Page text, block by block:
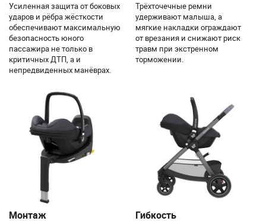
Усиленная защита от боковых
ударов и рёбра жёсткости
обеспечивают максимальную
безопасность юного
пассажира не только в
критичных ДТП, а и
непредвиденных манёврах.
Трёхточечные ремни
удерживают малыша, а
мягкие накладки ограждают
от врезания и снижают риск
травм при экстренном
торможении.
Монтаж Гибкость